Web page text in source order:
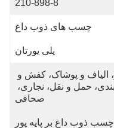
210-898-8
چسب های ذوب داغ
پلی یورتان
ساخت و ساز، الیاف و پوشاک، کفش و
چرم، بسته بندی، حمل و نقل، نجاری،
صحافی
چسب ذوب داغ بر پایه پور